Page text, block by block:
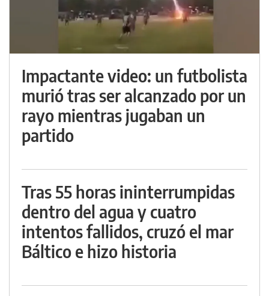
Impactante video: un futbolista
murió tras ser alcanzado por un
rayo mientras jugaban un
partido
Tras 55 horas ininterrumpidas
dentro del agua y cuatro
intentos fallidos, cruzó el mar
Báltico e hizo historia